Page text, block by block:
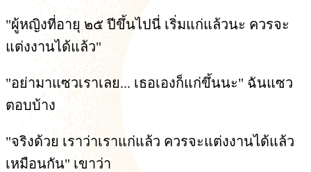
"ผู้หญิงที่อายุ ๒๕ ปีขึ้นไปนี่ เริ่มแก่แล้วนะ ควรจะ
แต่งงานได้แล้ว"
"อย่ามาแซวเราเลย... เธอเองก็แก่ขึ้นนะ" ฉันแซว
ตอบบ้าง
"จริงด้วย เราว่าเราแก่แล้ว ควรจะแต่งงานได้แล้ว
เหมือนกัน" เขาว่า